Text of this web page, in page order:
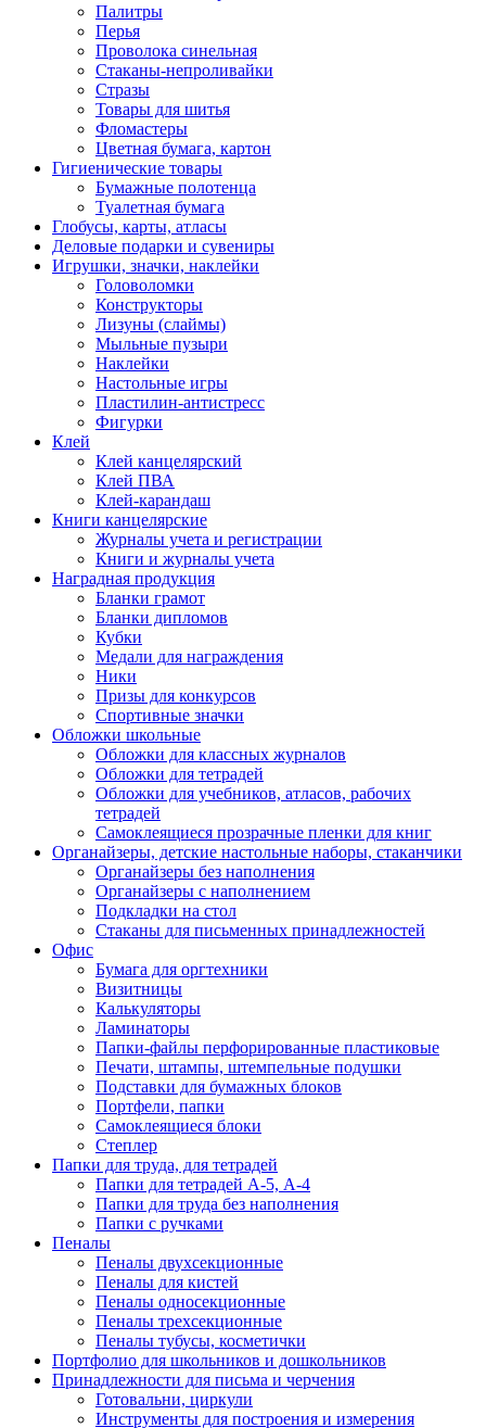
Палитры
Перья
Проволока синельная
Стаканы-непроливайки
Стразы
Товары для шитья
Фломастеры
Цветная бумага, картон
Гигиенические товары
Бумажные полотенца
Туалетная бумага
Глобусы, карты, атласы
Деловые подарки и сувениры
Игрушки, значки, наклейки
Головоломки
Конструкторы
Лизуны (слаймы)
Мыльные пузыри
Наклейки
Настольные игры
Пластилин-антистресс
Фигурки
Клей
Клей канцелярский
Клей ПВА
Клей-карандаш
Книги канцелярские
Журналы учета и регистрации
Книги и журналы учета
Наградная продукция
Бланки грамот
Бланки дипломов
Кубки
Медали для награждения
Ники
Призы для конкурсов
Спортивные значки
Обложки школьные
Обложки для классных журналов
Обложки для тетрадей
Обложки для учебников, атласов, рабочих
тетрадей
Самоклеящиеся прозрачные пленки для книг
Органайзеры, детские настольные наборы, стаканчики
Органайзеры без наполнения
Органайзеры с наполнением
Подкладки на стол
Стаканы для письменных принадлежностей
Офис
Бумага для оргтехники
Визитницы
Калькуляторы
Ламинаторы
Папки-файлы перфорированные пластиковые
Печати, штампы, штемпельные подушки
Подставки для бумажных блоков
Портфели, папки
Самоклеящиеся блоки
Степлер
Папки для труда, для тетрадей
Папки для тетрадей А-5, А-4
Папки для труда без наполнения
Папки с ручками
Пеналы
Пеналы двухсекционные
Пеналы для кистей
Пеналы односекционные
Пеналы трехсекционные
Пеналы тубусы, косметички
Портфолио для школьников и дошкольников
Принадлежности для письма и черчения
Готовальни, циркули
Инструменты для построения и измерения